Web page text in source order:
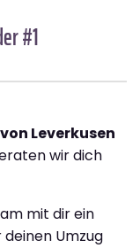
#1
Leverkusen
wir dich
mit dir ein
deinen Umzug